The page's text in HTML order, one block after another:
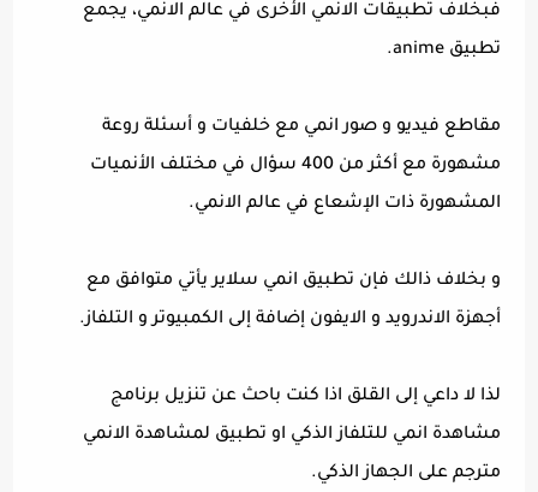
فبخلاف تطبيقات الانمي الأخرى في عالم الانمي، يجمع
تطبيق anime.
مقاطع فيديو و صور انمي مع خلفيات و أسئلة روعة
مشهورة مع أكثر من 400 سؤال في مختلف الأنميات
المشهورة ذات الإشعاع في عالم الانمي.
و بخلاف ذالك فإن تطبيق انمي سلاير يأتي متوافق مع
أجهزة الاندرويد و الايفون إضافة إلى الكمبيوتر و التلفاز.
لذا لا داعي إلى القلق اذا كنت باحث عن تنزيل برنامج
مشاهدة انمي للتلفاز الذكي او تطبيق لمشاهدة الانمي
مترجم على الجهاز الذكي.